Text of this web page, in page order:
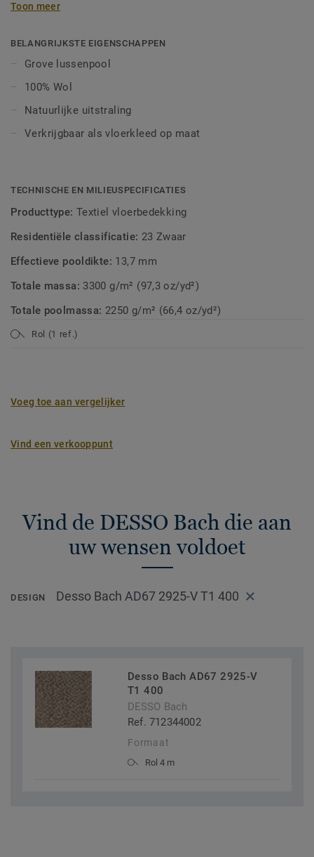
kamerbreed tapijt of als sfeervol vloerkleed voor extra
Toon meer
BELANGRIJKSTE EIGENSCHAPPEN
Grove lussenpool
100% Wol
Natuurlijke uitstraling
Verkrijgbaar als vloerkleed op maat
TECHNISCHE EN MILIEUSPECIFICATIES
Producttype: Textiel vloerbedekking
Residentiële classificatie: 23 Zwaar
Effectieve pooldikte: 13,7 mm
Totale massa: 3300 g/m² (97,3 oz/yd²)
Totale poolmassa: 2250 g/m² (66,4 oz/yd²)
Rol (1 ref.)
Voeg toe aan vergelijker
Vind een verkooppunt
Vind de DESSO Bach die aan
uw wensen voldoet
DESIGN Desso Bach AD67 2925-V T1 400
Desso Bach AD67 2925-V
T1 400
DESSO Bach
Ref. 712344002
Formaat
Rol 4 m